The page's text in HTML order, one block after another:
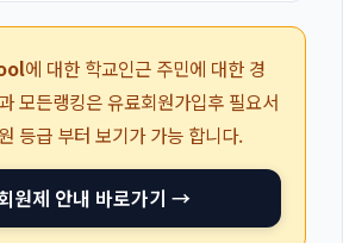
에 대한 학교인근 주민에 대한 경
모든랭킹은 유료회원가입후 필요서
등급 부터 보기가 가능 합니다.
원제 안내 바로가기 →